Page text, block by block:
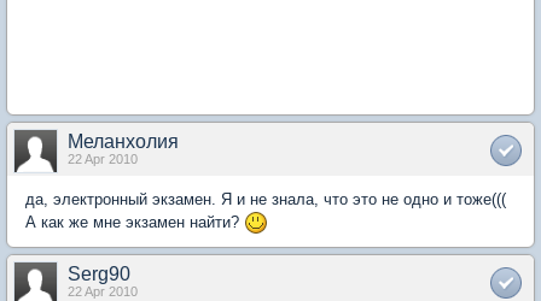
Меланхолия
22 Apr 2010
да, электронный экзамен. Я и не знала, что это не одно и тоже(((
А как же мне экзамен найти?
Serg90
22 Apr 2010